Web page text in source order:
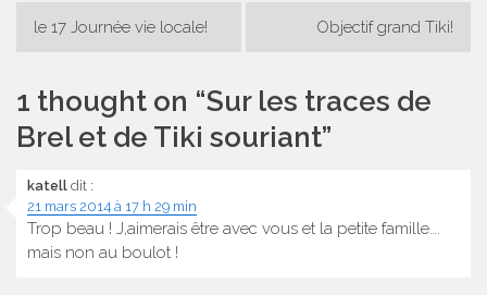
Navigation
l’article
le 17 Journée vie locale! Objectif grand Tiki!
1 thought on “Sur les traces de
Brel et de Tiki souriant”
katell dit :
21 mars 2014 à 17 h 29 min
Trop beau ! J,aimerais être avec vous et la petite famille….
mais non au boulot !